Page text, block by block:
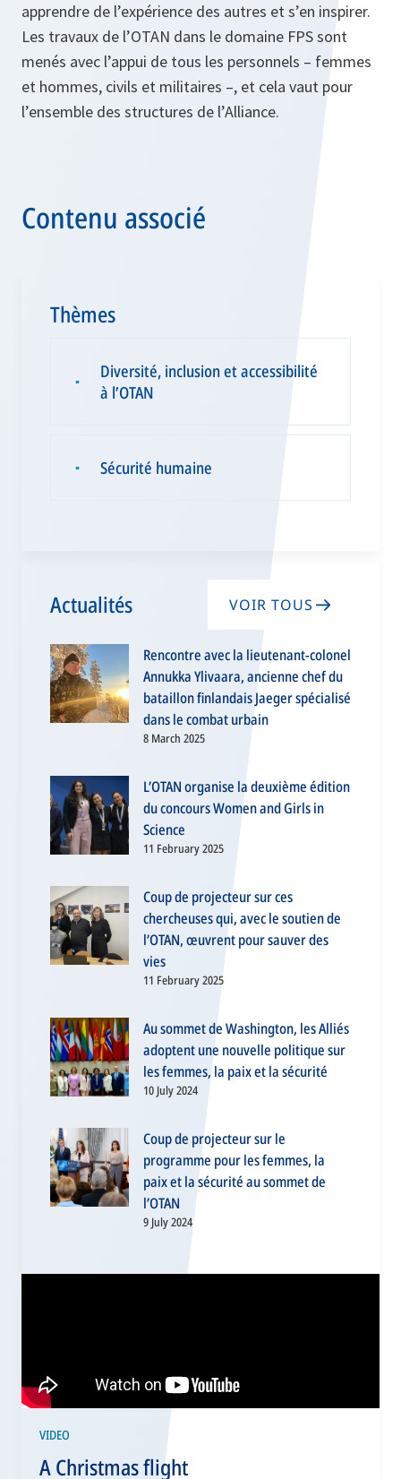
apprendre de l’expérience des autres et s’en inspirer.
Les travaux de l’OTAN dans le domaine FPS sont
menés avec l’appui de tous les personnels – femmes
et hommes, civils et militaires –, et cela vaut pour
l’ensemble des structures de l’Alliance.
Contenu associé
Thèmes
▪
Diversité, inclusion et accessibilité
à l’OTAN
▪ Sécurité humaine
Actualités VOIR TOUS
Rencontre avec la lieutenant-colonel
Annukka Ylivaara, ancienne chef du
bataillon finlandais Jaeger spécialisé
dans le combat urbain
8 March 2025
L’OTAN organise la deuxième édition
du concours Women and Girls in
Science
11 February 2025
Coup de projecteur sur ces
chercheuses qui, avec le soutien de
l’OTAN, œuvrent pour sauver des
vies
11 February 2025
Au sommet de Washington, les Alliés
adoptent une nouvelle politique sur
les femmes, la paix et la sécurité
10 July 2024
Coup de projecteur sur le
programme pour les femmes, la
paix et la sécurité au sommet de
l’OTAN
9 July 2024
VIDEO
A Christmas flight